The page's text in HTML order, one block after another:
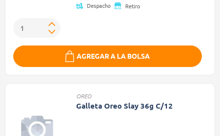
Despacho Retiro
AGREGAR A LA BOLSA
OREO
Galleta Oreo Slay 36g C/12